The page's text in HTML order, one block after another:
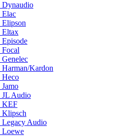
Kardon
Audio
KEF
Klipsch
Audio